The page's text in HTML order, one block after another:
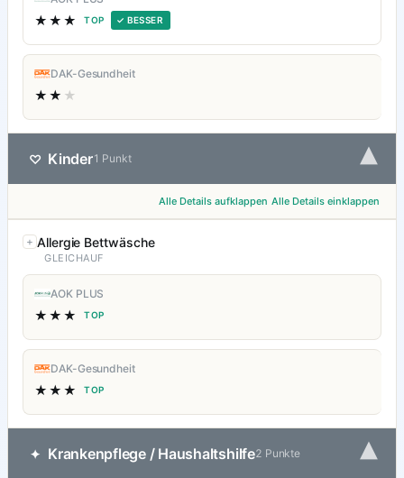
★★★ TOP ✓ BESSER
DAK-Gesundheit
★★ ★
♡ Kinder1 Punkt ▾
Alle Details aufklappen Alle Details einklappen
Allergie Bettwäsche
GLEICHAUF
AOK PLUS
★★★ TOP
DAK-Gesundheit
★★★ TOP
✦ Krankenpflege / Haushaltshilfe2 Punkte ▾